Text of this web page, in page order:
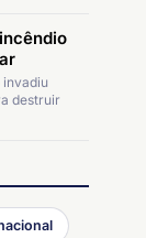
destruir